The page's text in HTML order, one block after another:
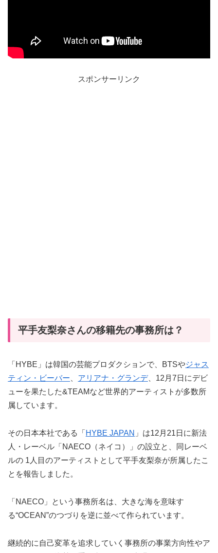
スポンサーリンク
平手友梨奈さんの移籍先の事務所は？
「HYBE」は韓国の芸能プロダクションで、BTSやジャス
ティン・ビーバー
アリアナ・グランデ、12月7日にデビ
ューを果たした&TEAMなど世界的アーティストが多数所
属しています。
その日本本社である「 HYBE JAPAN 」は12月21日に新法
人・レーベル「NAECO（ネイコ）」の設立と、同レーベ
ルの 1人目のアーティストとして平手友梨奈が所属したこ
とを報告しました。
「NAECO」という事務所名は、大きな海を意味す
る“OCEAN”のつづりを逆に並べて作られています。
継続的に自己変革を追求していく事務所の事業方向性やア